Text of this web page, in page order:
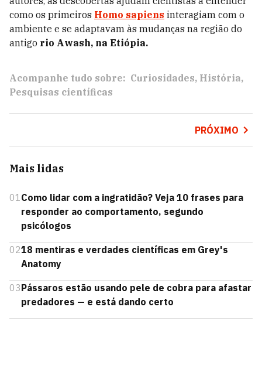
como os primeiros Homo sapiens interagiam com o
ambiente e se adaptavam às mudanças na região do
antigo rio Awash, na Etiópia.
Acompanhe tudo sobre: Curiosidades História
Pesquisas científicas
PRÓXIMO
Mais lidas
01Como lidar com a ingratidão? Veja 10 frases para
responder ao comportamento, segundo
psicólogos
0218 mentiras e verdades científicas em Grey's
Anatomy
03Pássaros estão usando pele de cobra para afastar
predadores — e está dando certo